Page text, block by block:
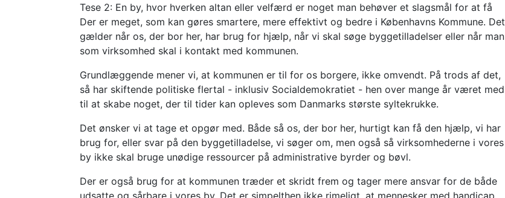
Tese 2: En by, hvor hverken altan eller velfærd er noget man behøver et slagsmål for at få
Der er meget, som kan gøres smartere, mere effektivt og bedre i Københavns Kommune. Det
gælder når os, der bor her, har brug for hjælp, når vi skal søge byggetilladelser eller når man
som virksomhed skal i kontakt med kommunen.
Grundlæggende mener vi, at kommunen er til for os borgere, ikke omvendt. På trods af det,
så har skiftende politiske flertal - inklusiv Socialdemokratiet - hen over mange år været med
til at skabe noget, der til tider kan opleves som Danmarks største syltekrukke.
Det ønsker vi at tage et opgør med. Både så os, der bor her, hurtigt kan få den hjælp, vi har
brug for, eller svar på den byggetilladelse, vi søger om, men også så virksomhederne i vores
by ikke skal bruge unødige ressourcer på administrative byrder og bøvl.
Der er også brug for at kommunen træder et skridt frem og tager mere ansvar for de både
udsatte og sårbare i vores by. Det er simpelthen ikke rimeligt, at mennesker med handicap